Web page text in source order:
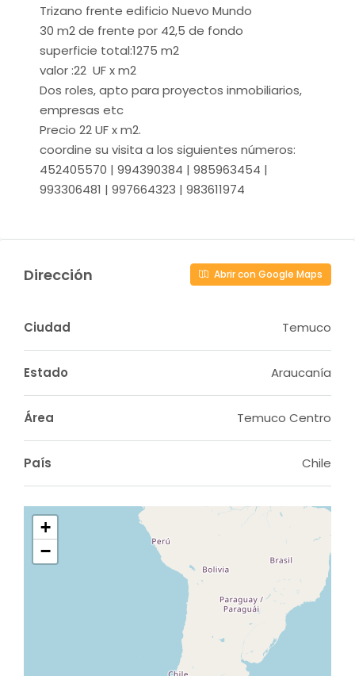
Trizano frente edificio Nuevo Mundo
30 m2 de frente por 42,5 de fondo
superficie total:1275 m2
valor :22 UF x m2
Dos roles, apto para proyectos inmobiliarios,
empresas etc
Precio 22 UF x m2.
coordine su visita a los siguientes números:
452405570 | 994390384 | 985963454 |
993306481 | 997664323 | 983611974
Dirección Abrir con Google Maps
Ciudad Temuco
Estado Araucanía
Área Temuco Centro
País Chile
+
−